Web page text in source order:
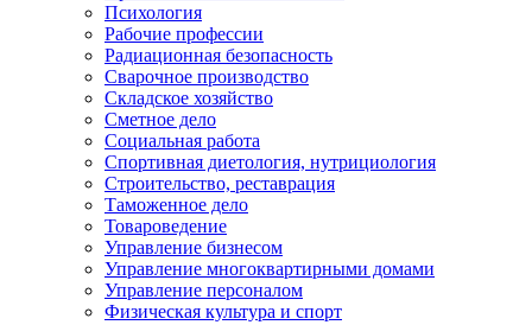
Психология
Рабочие профессии
Радиационная безопасность
Сварочное производство
Складское хозяйство
Сметное дело
Социальная работа
Спортивная диетология, нутрициология
Строительство, реставрация
Таможенное дело
Товароведение
Управление бизнесом
Управление многоквартирными домами
Управление персоналом
Физическая культура и спорт